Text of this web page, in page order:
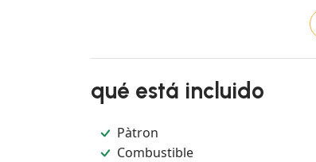
qué está incluido
Pàtron
Combustible